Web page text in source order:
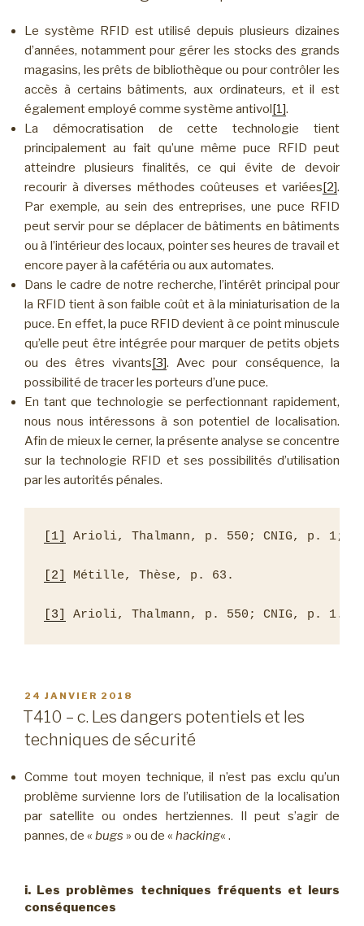
Le système RFID est utilisé depuis plusieurs dizaines
d’années, notamment pour gérer les stocks des grands
magasins, les prêts de bibliothèque ou pour contrôler les
accès à certains bâtiments, aux ordinateurs, et il est
également employé comme système antivol[1].
La démocratisation de cette technologie tient
principalement au fait qu’une même puce RFID peut
atteindre plusieurs finalités, ce qui évite de devoir
recourir à diverses méthodes coûteuses et variées[2].
Par exemple, au sein des entreprises, une puce RFID
peut servir pour se déplacer de bâtiments en bâtiments
ou à l’intérieur des locaux, pointer ses heures de travail et
encore payer à la cafétéria ou aux automates.
Dans le cadre de notre recherche, l’intérêt principal pour
la RFID tient à son faible coût et à la miniaturisation de la
puce. En effet, la puce RFID devient à ce point minuscule
qu’elle peut être intégrée pour marquer de petits objets
ou des êtres vivants[3]. Avec pour conséquence, la
possibilité de tracer les porteurs d’une puce.
En tant que technologie se perfectionnant rapidement,
nous nous intéressons à son potentiel de localisation.
Afin de mieux le cerner, la présente analyse se concentre
sur la technologie RFID et ses possibilités d’utilisation
par les autorités pénales.
[1] Arioli, Thalmann, p. 550; CNIG, p. 1;
[2] Métille, Thèse, p. 63.
[3] Arioli, Thalmann, p. 550; CNIG, p. 1.
PUBLIÉ
LE
24 JANVIER 2018
T410 – c. Les dangers potentiels et les
techniques de sécurité
Comme tout moyen technique, il n’est pas exclu qu’un
problème survienne lors de l’utilisation de la localisation
par satellite ou ondes hertziennes. Il peut s’agir de
pannes, de « bugs » ou de « hacking« .
i. Les problèmes techniques fréquents et leurs
conséquences